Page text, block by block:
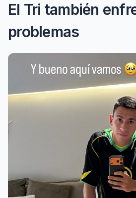
El Tri también
problemas